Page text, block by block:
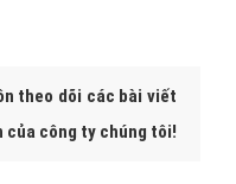
theo dõi các bài viết
của công ty chúng tôi!